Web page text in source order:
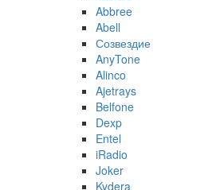
Abbree
Abell
Созвездие
AnyTone
Alinco
Ajetrays
Belfone
Dexp
Entel
iRadio
Joker
Kydera